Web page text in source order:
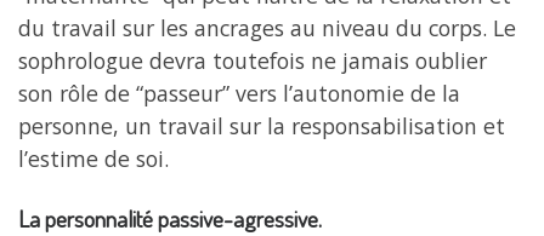
du travail sur les ancrages au niveau du corps. Le
sophrologue devra toutefois ne jamais oublier
son rôle de “passeur” vers l’autonomie de la
personne, un travail sur la responsabilisation et
l’estime de soi.
La personnalité passive-agressive.